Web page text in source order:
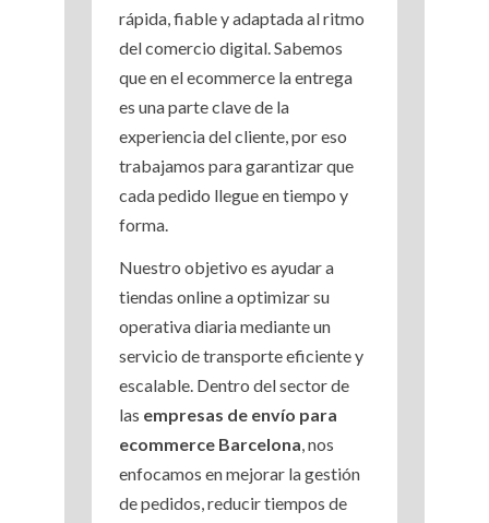
rápida, fiable y adaptada al ritmo
del comercio digital. Sabemos
que en el ecommerce la entrega
es una parte clave de la
experiencia del cliente, por eso
trabajamos para garantizar que
cada pedido llegue en tiempo y
forma.
Nuestro objetivo es ayudar a
tiendas online a optimizar su
operativa diaria mediante un
servicio de transporte eficiente y
escalable. Dentro del sector de
las empresas de envío para
ecommerce Barcelona , nos
enfocamos en mejorar la gestión
de pedidos, reducir tiempos de